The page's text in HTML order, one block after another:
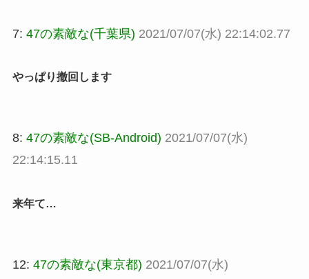
7: 47の素敵な(千葉県) 2021/07/07(水) 22:14:02.77
やっぱり撤回します
8: 47の素敵な(SB-Android) 2021/07/07(水)
22:14:15.11
来年て…
12: 47の素敵な(東京都) 2021/07/07(水)